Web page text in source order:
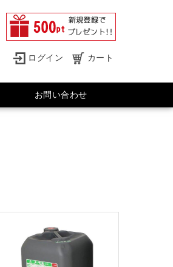
ログイン カート
お問い合わせ